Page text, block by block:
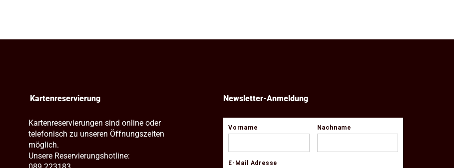
Kartenreservierung
Kartenreservierungen sind online oder
telefonisch zu unseren Öffnungszeiten
möglich.
Unsere Reservierungshotline:
Newsletter-Anmeldung